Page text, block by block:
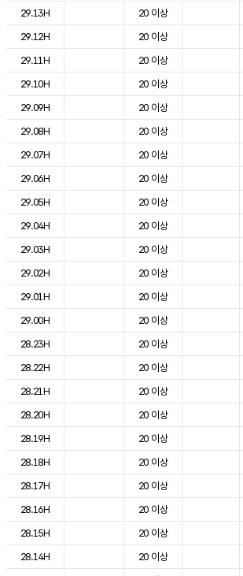
29.13H
20 이상
29.12H
20 이상
29.11H
20 이상
29.10H
20 이상
29.09H
20 이상
29.08H
20 이상
29.07H
20 이상
29.06H
20 이상
29.05H
20 이상
29.04H
20 이상
29.03H
20 이상
29.02H
20 이상
29.01H
20 이상
29.00H
20 이상
28.23H
20 이상
28.22H
20 이상
28.21H
20 이상
28.20H
20 이상
28.19H
20 이상
28.18H
20 이상
28.17H
20 이상
28.16H
20 이상
28.15H
20 이상
28.14H
20 이상